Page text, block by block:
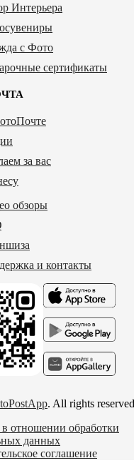
Интерьера
с Фото
сертификаты
за вас
обзоры
и контакты
. All rights reserved
отношении обработки
данных
соглашение